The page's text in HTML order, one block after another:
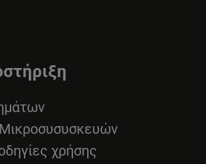
χρήσης